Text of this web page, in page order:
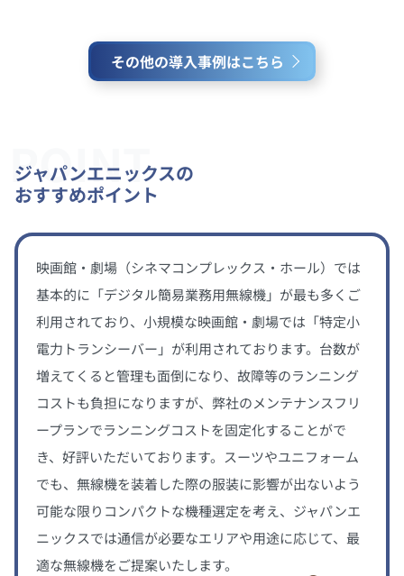
その他の導入事例はこちら
POINT
ジャパンエニックスの
おすすめポイント
映画館・劇場（シネマコンプレックス・ホール）では
基本的に「デジタル簡易業務用無線機」が最も多くご
利用されており、小規模な映画館・劇場では「特定小
電力トランシーバー」が利用されております。台数が
増えてくると管理も面倒になり、故障等のランニング
コストも負担になりますが、弊社のメンテナンスフリ
ープランでランニングコストを固定化することがで
き、好評いただいております。スーツやユニフォーム
でも、無線機を装着した際の服装に影響が出ないよう
可能な限りコンパクトな機種選定を考え、ジャパンエ
ニックスでは通信が必要なエリアや用途に応じて、最
適な無線機をご提案いたします。